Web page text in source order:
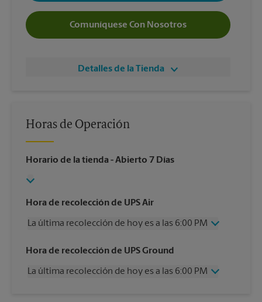
Comuníquese Con Nosotros
Detalles de la Tienda
Horas de Operación
Horario de la tienda - Abierto 7 Días
Hora de recolección de UPS Air
La última recolección de hoy es a las 6:00 PM
Miércoles
6:00 PM
Viernes
6:00 PM
Hora de recolección de UPS Ground
La última recolección de hoy es a las 6:00 PM